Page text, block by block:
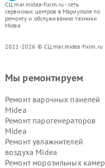
СЦ mar.midea-fixim.ru - сеть
сервисных центров в Мариуполе по
ремонту и обслуживанию техники
Midea
2021-2026 © СЦ mar.midea-fixim.ru
Мы ремонтируем
Ремонт варочных панелей
Midea
Ремонт парогенераторов
Midea
Ремонт увлажнителей
воздуха Midea
Ремонт морозильных камер